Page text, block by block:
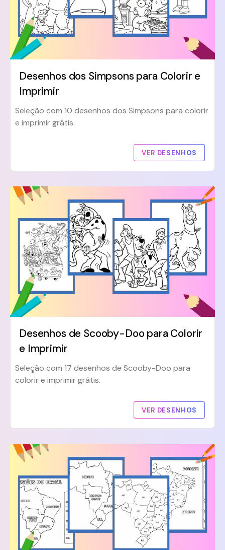
Desenhos dos Simpsons para Colorir e
Imprimir
Seleção com 10 desenhos dos Simpsons para colorir
e imprimir grátis.
VER DESENHOS
Desenhos de Scooby-Doo para Colorir
e Imprimir
Seleção com 17 desenhos de Scooby-Doo para
colorir e imprimir grátis.
VER DESENHOS